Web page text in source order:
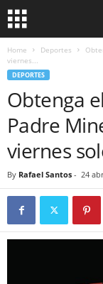
Home Deportes
viernes...
DEPORTES
Obtenga
Padre
viernes
By Rafael Santos - 24